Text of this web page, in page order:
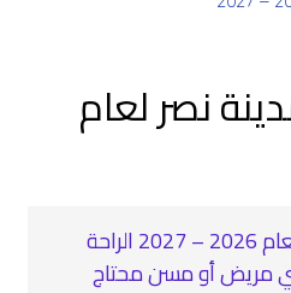
نصر لعام
دار المسنين بمدينة نصر لعام 2026 – 2027 الراحة
مريض أو مسن محتاج